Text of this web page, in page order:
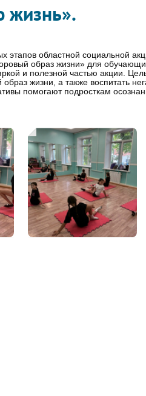
жизнь».
этапов областной социальной
образ жизни» для
и полезной частью акции.
жизни, а также воспитать
помогают подросткам